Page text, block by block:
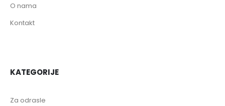
O nama
Kontakt
KATEGORIJE
Za odrasle